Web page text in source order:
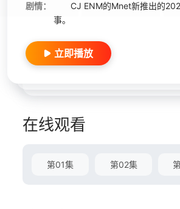
剧情：
CJ ENM的Mnet新推出的2024
事。
立即播放
在线观看
第01集 第02集